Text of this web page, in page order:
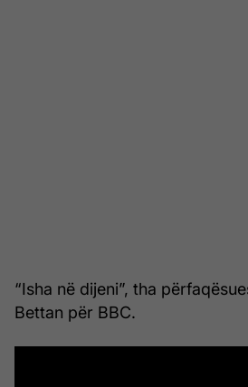
“Isha në dijeni”, tha
Bettan për BBC.